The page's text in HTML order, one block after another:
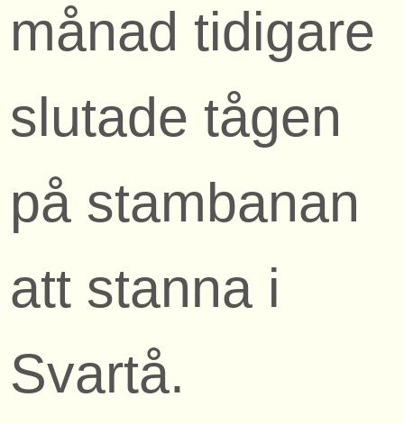
månad tidigare
slutade tågen
på stambanan
att stanna i
Svartå.